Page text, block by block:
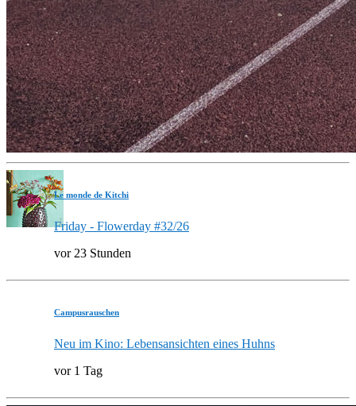
Le monde de Kitchi
Friday - Flowerday #32/26
vor 23 Stunden
Campusrauschen
Neu im Kino: Lebensansichten eines Huhns
vor 1 Tag